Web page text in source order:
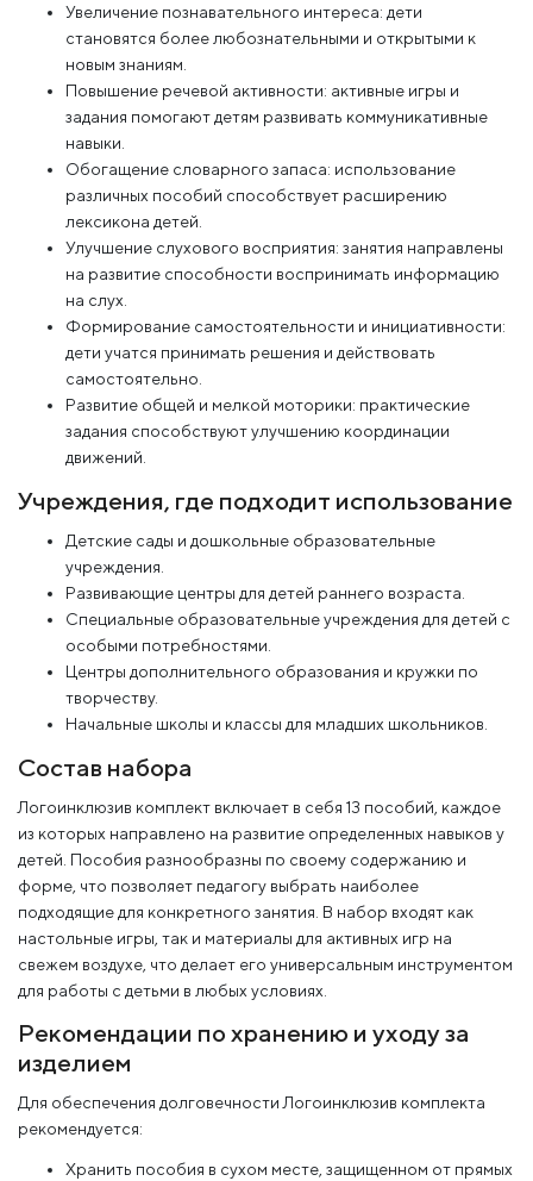
Увеличение познавательного интереса: дети
становятся более любознательными и открытыми к
новым знаниям.
Повышение речевой активности: активные игры и
задания помогают детям развивать коммуникативные
навыки.
Обогащение словарного запаса: использование
различных пособий способствует расширению
лексикона детей.
Улучшение слухового восприятия: занятия направлены
на развитие способности воспринимать информацию
на слух.
Формирование самостоятельности и инициативности:
дети учатся принимать решения и действовать
самостоятельно.
Развитие общей и мелкой моторики: практические
задания способствуют улучшению координации
движений.
Учреждения, где подходит использование
Детские сады и дошкольные образовательные
учреждения.
Развивающие центры для детей раннего возраста.
Специальные образовательные учреждения для детей с
особыми потребностями.
Центры дополнительного образования и кружки по
творчеству.
Начальные школы и классы для младших школьников.
Состав набора
Логоинклюзив комплект включает в себя 13 пособий, каждое
из которых направлено на развитие определенных навыков у
детей. Пособия разнообразны по своему содержанию и
форме, что позволяет педагогу выбрать наиболее
подходящие для конкретного занятия. В набор входят как
настольные игры, так и материалы для активных игр на
свежем воздухе, что делает его универсальным инструментом
для работы с детьми в любых условиях.
Рекомендации по хранению и уходу за
изделием
Для обеспечения долговечности Логоинклюзив комплекта
рекомендуется:
Хранить пособия в сухом месте, защищенном от прямых